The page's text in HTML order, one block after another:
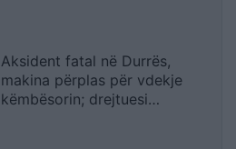
Aksident fatal në Durrës,
makina përplas për vdekje
këmbësorin; drejtuesi